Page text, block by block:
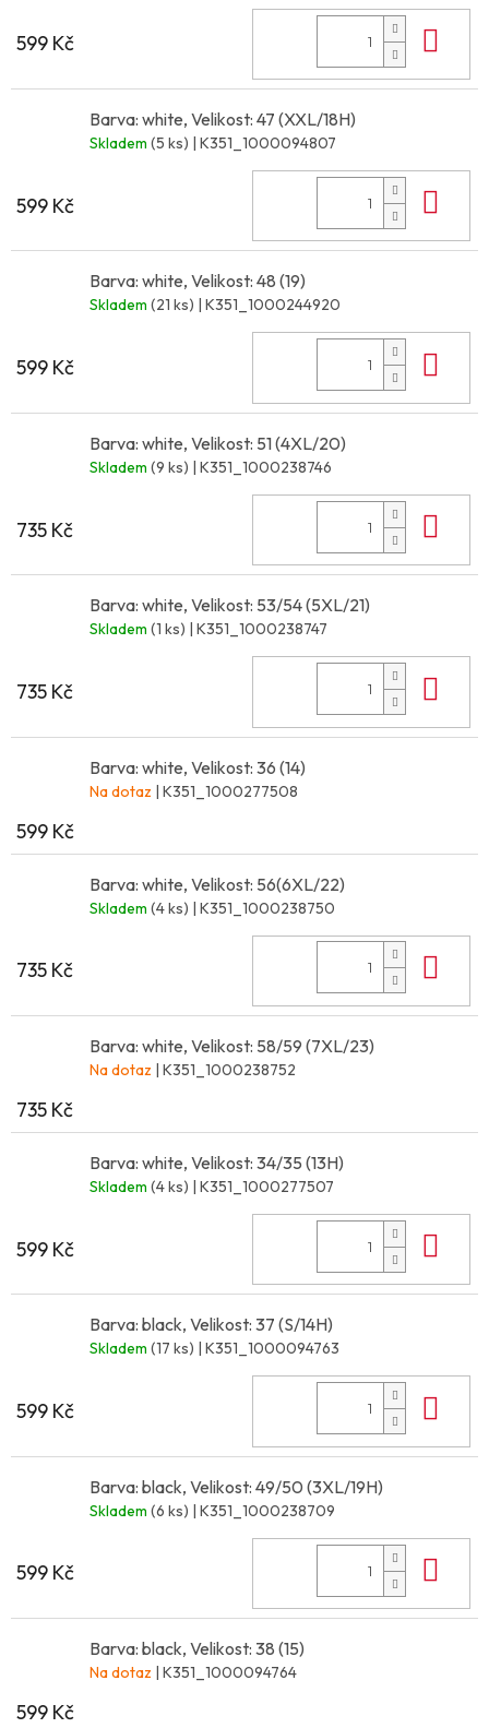
599 Kč
Barva: white, Velikost: 47 (XXL/18H)
Skladem (5 ks) | K351_1000094807
599 Kč
Barva: white, Velikost: 48 (19)
Skladem (21 ks) | K351_1000244920
599 Kč
Barva: white, Velikost: 51 (4XL/20)
Skladem (9 ks) | K351_1000238746
735 Kč
Barva: white, Velikost: 53/54 (5XL/21)
Skladem (1 ks) | K351_1000238747
735 Kč
Barva: white, Velikost: 36 (14)
Na dotaz | K351_1000277508
599 Kč
Barva: white, Velikost: 56(6XL/22)
Skladem (4 ks) | K351_1000238750
735 Kč
Barva: white, Velikost: 58/59 (7XL/23)
Na dotaz | K351_1000238752
735 Kč
Barva: white, Velikost: 34/35 (13H)
Skladem (4 ks) | K351_1000277507
599 Kč
Barva: black, Velikost: 37 (S/14H)
Skladem (17 ks) | K351_1000094763
599 Kč
Barva: black, Velikost: 49/50 (3XL/19H)
Skladem (6 ks) | K351_1000238709
599 Kč
Barva: black, Velikost: 38 (15)
Na dotaz | K351_1000094764
599 Kč